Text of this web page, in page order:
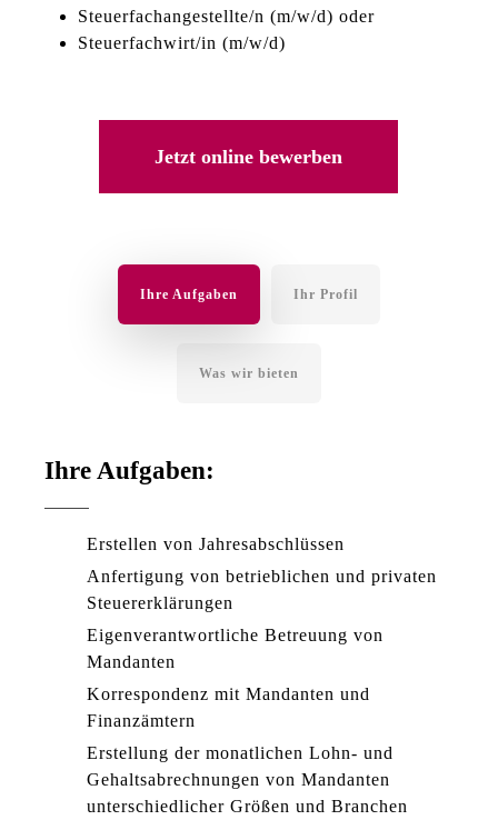
Steuerfachangestellte/n (m/w/d) oder
Steuerfachwirt/in (m/w/d)
Jetzt online bewerben
Ihre Aufgaben Ihr Profil
Was wir bieten
Ihre Aufgaben:
Erstellen von Jahresabschlüssen
Anfertigung von betrieblichen und privaten
Steuererklärungen
Eigenverantwortliche Betreuung von
Mandanten
Korrespondenz mit Mandanten und
Finanzämtern
Erstellung der monatlichen Lohn- und
Gehaltsabrechnungen von Mandanten
unterschiedlicher Größen und Branchen